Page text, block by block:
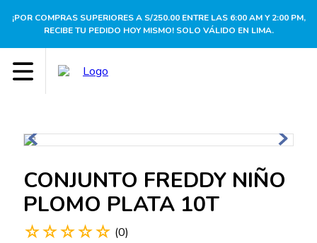
¡POR COMPRAS SUPERIORES A S/250.00 ENTRE LAS 6:00 AM Y 2:00 PM,
RECIBE TU PEDIDO HOY MISMO! SOLO VÁLIDO EN LIMA.
CONJUNTO FREDDY NIÑO
PLOMO PLATA 10T
☆☆☆☆☆ (0)